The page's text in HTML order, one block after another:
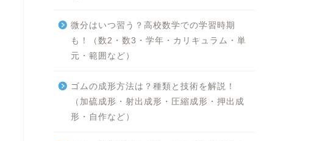
微分はいつ習う？高校数学での学習時期
も！（数2・数3・学年・カリキュラム・単
元・範囲など）
ゴムの成形方法は？種類と技術を解説！
（加硫成形・射出成形・圧縮成形・押出成
形・自作など）